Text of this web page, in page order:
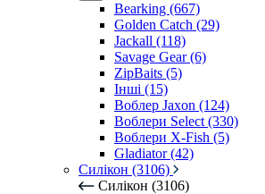
Bearking (667)
Golden Catch (29)
Jackall (118)
Savage Gear (6)
ZipBaits (5)
Інші (15)
Воблер Jaxon (124)
Воблери Select (330)
Воблери X-Fish (5)
Gladiator (42)
Силікон (3106)
Силікон (3106)